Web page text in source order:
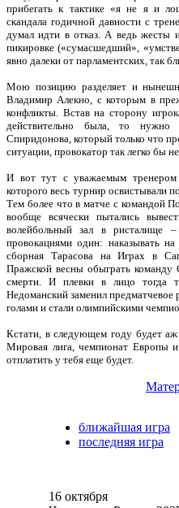
прибегать к тактике «я не я и
скандала годичной давности с
думал идти в отказ. А ведь жесты
пикировке («сумасшедший»,
явно далеки от парламентских, так
Мою позицию разделяет и
Владимир Алекно, с которым в
конфликты. Встав на сторону
действительно была, то нужно
Спиридонова, который только что
ситуации, провокатор так легко бы
И вот тут с уважаемым
которого весь турнир освистывали
Тем более что в матче с командой
вообще всячески пытались
волейбольный зал в ристалище
провокациями один: наказывать
сборная Тарасова на Играх в
Пражской весны обыграть
смерти. И плевки в лицо тогда
Недоманский заменил
голами и стали олимпийскими
Кстати, в следующем году будет
Мировая лига, чемпионат Европы
отплатить у тебя еще будет.
ближайшая игра
последняя игра
16 октября